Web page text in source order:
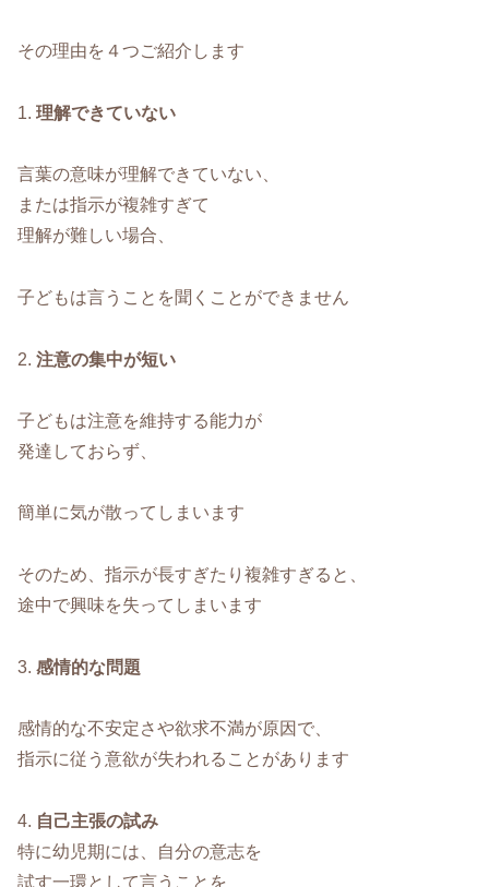
その理由を４つご紹介します
1. 理解できていない
言葉の意味が理解できていない、
または指示が複雑すぎて
理解が難しい場合、
子どもは言うことを聞くことができません
2. 注意の集中が短い
子どもは注意を維持する能力が
発達しておらず、
簡単に気が散ってしまいます
そのため、指示が長すぎたり複雑すぎると、
途中で興味を失ってしまいます
3. 感情的な問題
感情的な不安定さや欲求不満が原因で、
指示に従う意欲が失われることがあります
4. 自己主張の試み
特に幼児期には、自分の意志を
試す一環として言うことを